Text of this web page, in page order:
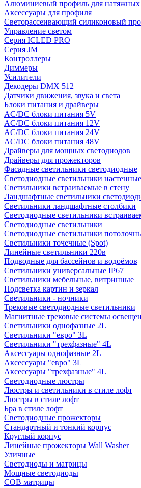
Алюминиевый профиль для натяжных
Аксессуары для профиля
Светорассеивающий силиконовый
Управление светом
Серия ICLED PRO
Серия JM
Контроллеры
Диммеры
Усилители
Декодеры DMX 512
Датчики движения, звука и света
Блоки питания и драйверы
AC/DC блоки питания 5V
AC/DC блоки питания 12V
AC/DC блоки питания 24V
AC/DC блоки питания 48V
Драйверы для мощных светодиодов
Драйверы для прожекторов
Фасадные светильники светодиодные
Светодиодные светильники настенные
Светильники встраиваемые в стену
Ландшафтные светильники
Светильники ландшафтные столбики
Светодиодные светильники
Светодиодные светильники
Светодиодные светильники
Светильники точечные (Spot)
Линейные светильники 220в
Подводные для бассейнов и водоёмов
Светильники универсальные IP67
Светильники мебельные, витринные
Подсветка картин и зеркал
Светильники - ночники
Трековые светодиодные светильники
Магнитные трековые системы
Светильники однофазные 2L
Светильники "евро" 3L
Светильники "трехфазные" 4L
Аксессуары однофазные 2L
Аксессуары "евро" 3L
Аксессуары "трехфазные" 4L
Светодиодные люстры
Люстры и светильники в стиле лофт
Люстры в стиле лофт
Бра в стиле лофт
Светодиодные прожекторы
Стандартный и тонкий корпус
Круглый корпус
Линейные прожекторы Wall Washer
Уличные
Светодиоды и матрицы
Мощные светодиоды
COB матрицы